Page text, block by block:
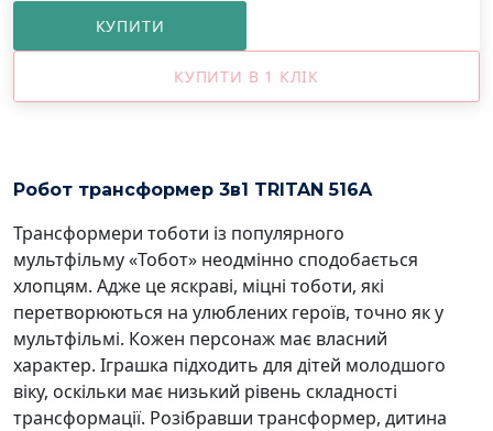
КУПИТИ
КУПИТИ В 1 КЛІК
Робот трансформер 3в1 TRITAN 516A
Трансформери тоботи із популярного
мультфільму «Тобот» неодмінно сподобається
хлопцям. Адже це яскраві, міцні тоботи, які
перетворюються на улюблених героїв, точно як у
мультфільмі. Кожен персонаж має власний
характер. Іграшка підходить для дітей молодшого
віку, оскільки має низький рівень складності
трансформації. Розібравши трансформер, дитина